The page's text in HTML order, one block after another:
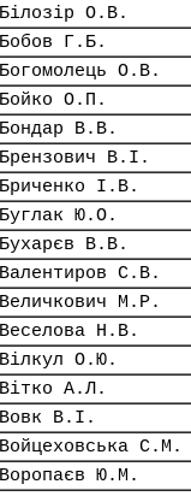
Білозір О.В.
Бобов Г.Б.
Богомолець О.В.
Бойко О.П.
Бондар В.В.
Брензович В.І.
Бриченко І.В.
Буглак Ю.О.
Бухарєв В.В.
Валентиров С.В.
Величкович М.Р.
Веселова Н.В.
Вілкул О.Ю.
Вітко А.Л.
Вовк В.І.
Войцеховська С.М.
Воропаєв Ю.М.